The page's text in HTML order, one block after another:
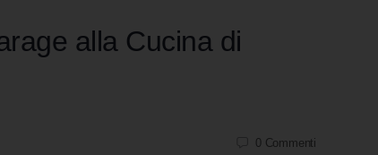
alla Cucina di
0 Commenti